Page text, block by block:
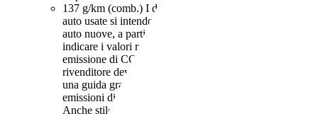
137 g/km (comb.) I dati di consumi ed emissioni per le
auto usate si intendono riferiti al ciclo NEDC. Per le
auto nuove, a partire dal 16.2.2021, iI rivenditore deve
indicare i valori relativi al consumo di carburante ed
emissione di CO2 misurati con il ciclo WLTP. Il
rivenditore deve rendere disponibile nel punto vendita
una guida gratuita su risparmio di carburante e
emissioni di CO2 dei nuovi modelli di autovetture.
Anche stile di guida e altri fattori non tecnici